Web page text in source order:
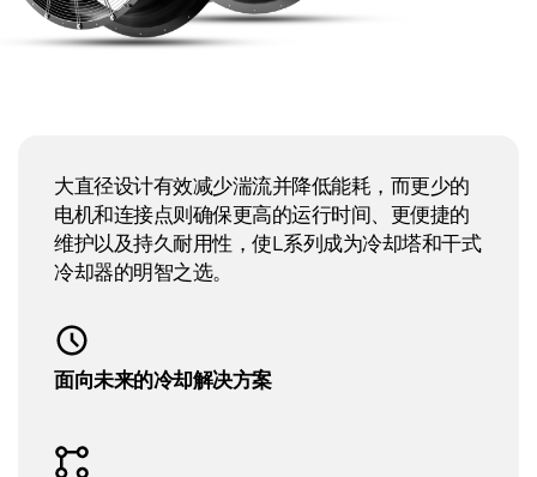
大直径设计有效减少湍流并降低能耗，而更少的
电机和连接点则确保更高的运行时间、更便捷的
维护以及持久耐用性，使L系列成为冷却塔和干式
冷却器的明智之选。
面向未来的冷却解决方案